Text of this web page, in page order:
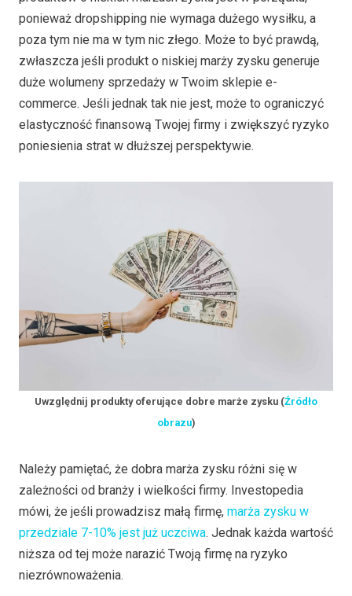
ponieważ dropshipping nie wymaga dużego wysiłku, a
poza tym nie ma w tym nic złego. Może to być prawdą,
zwłaszcza jeśli produkt o niskiej marży zysku generuje
duże wolumeny sprzedaży w Twoim sklepie e-
commerce. Jeśli jednak tak nie jest, może to ograniczyć
elastyczność finansową Twojej firmy i zwiększyć ryzyko
poniesienia strat w dłuższej perspektywie.
Uwzględnij produkty oferujące dobre marże zysku (Źródło
obrazu)
Należy pamiętać, że dobra marża zysku różni się w
zależności od branży i wielkości firmy. Investopedia
mówi, że jeśli prowadzisz małą firmę, marża zysku w
przedziale 7-10% jest już uczciwa. Jednak każda wartość
niższa od tej może narazić Twoją firmę na ryzyko
niezrównoważenia.